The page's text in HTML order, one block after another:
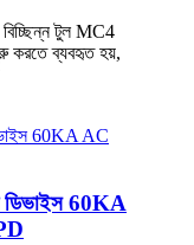
টুল MC4
করতে ব্যবহৃত হয়,
ডিভাইস 60KA